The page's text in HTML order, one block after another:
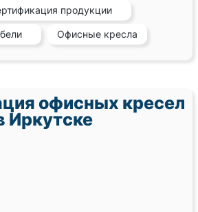
продукции
Офисные кресла
офисных кресел
Иркутске